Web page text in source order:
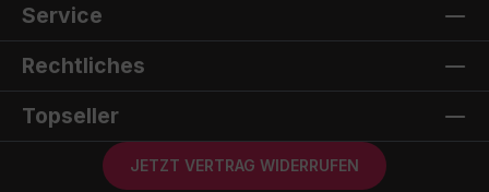
Service
Rechtliches
Topseller
JETZT VERTRAG WIDERRUFEN